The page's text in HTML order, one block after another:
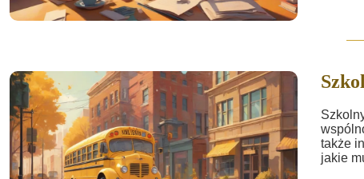
także
jakie